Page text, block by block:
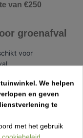
van €250
groenafval
voor
tegen zware
uw eigen tempo en
is voor ophaling.
voor een
We helpen
en geven
te
met het gebruik